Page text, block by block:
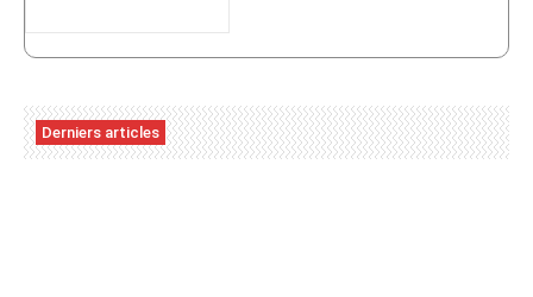
Derniers articles